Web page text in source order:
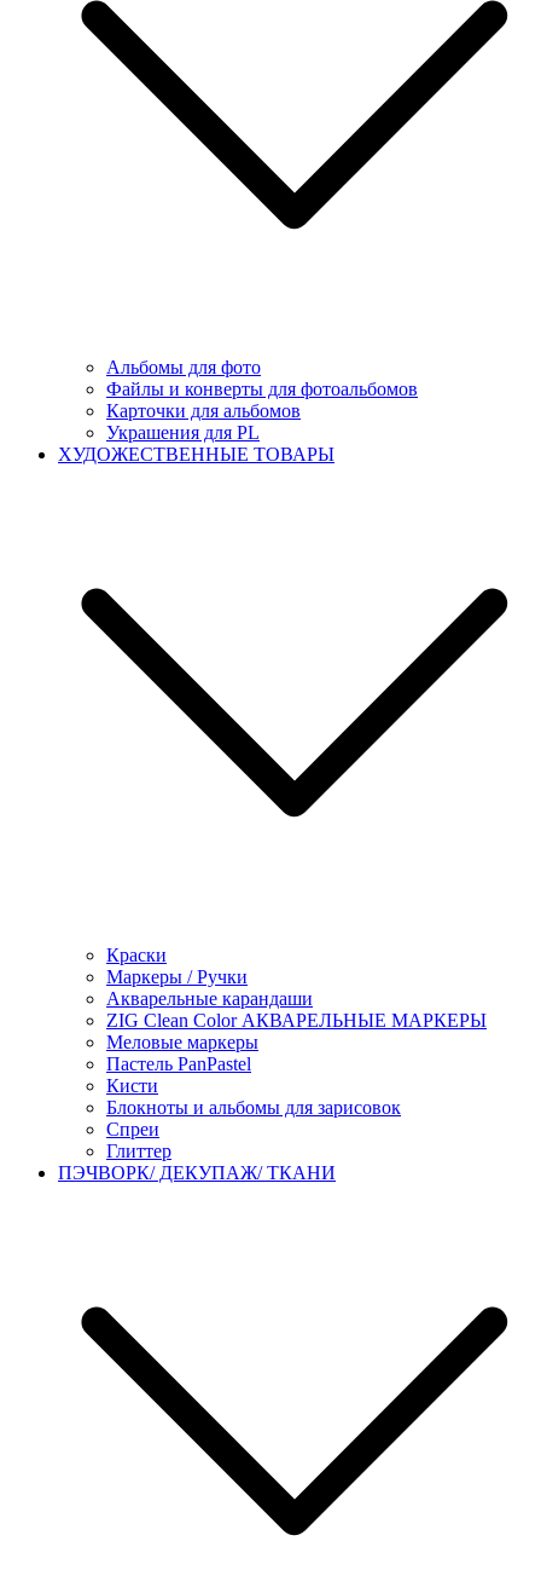
Альбомы для фото
Файлы и конверты для фотоальбомов
Карточки для альбомов
Украшения для PL
ХУДОЖЕСТВЕННЫЕ ТОВАРЫ
Краски
Маркеры / Ручки
Акварельные карандаши
ZIG Clean Color АКВАРЕЛЬНЫЕ МАРКЕРЫ
Меловые маркеры
Пастель PanPastel
Кисти
Блокноты и альбомы для зарисовок
Спреи
Глиттер
ПЭЧВОРК/ ДЕКУПАЖ/ ТКАНИ